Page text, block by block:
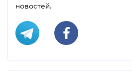
новостей.